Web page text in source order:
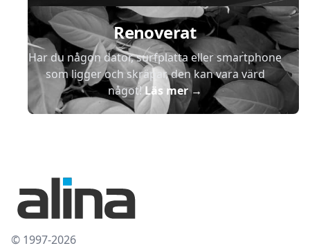
Renoverat
Har du någon dator, surfplatta eller smartphone
som ligger och skräpar, den kan vara värd
något!Läs mer→
© 1997-2026